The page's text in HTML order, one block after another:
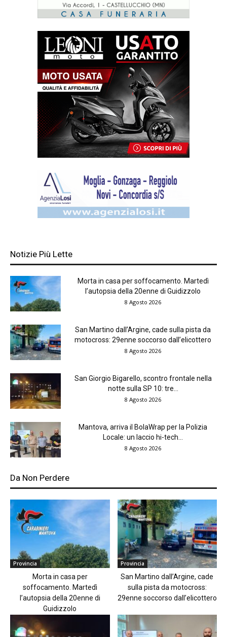
Notizie Più Lette
Morta in casa per soffocamento. Martedì
l’autopsia della 20enne di Guidizzolo
8 Agosto 2026
San Martino dall’Argine, cade sulla pista da
motocross: 29enne soccorso dall’elicottero
8 Agosto 2026
San Giorgio Bigarello, scontro frontale nella
notte sulla SP 10: tre...
8 Agosto 2026
Mantova, arriva il BolaWrap per la Polizia
Locale: un laccio hi-tech...
8 Agosto 2026
Da Non Perdere
Provincia
Morta in casa per
soffocamento. Martedì
l’autopsia della 20enne di
Guidizzolo
Provincia
San Martino dall’Argine, cade
sulla pista da motocross:
29enne soccorso dall’elicottero